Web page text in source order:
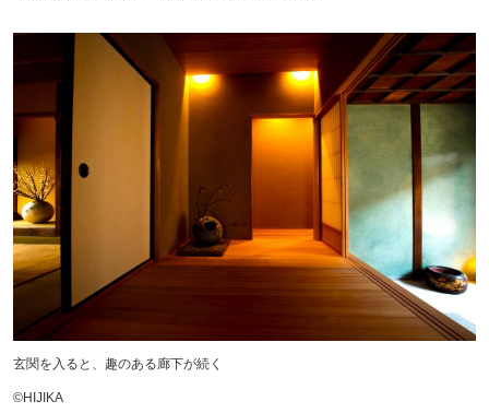
玄関を入ると、趣のある廊下が続く
©︎HIJIKA